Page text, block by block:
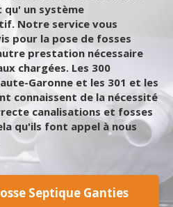
un système
Notre service vous
pour la pose de fosses
prestation nécessaire
chargées. Les 300
Garonne et les 301 et les
connaissent de la nécessité
canalisations et fosses
qu'ils font appel à nous
Septique Ganties